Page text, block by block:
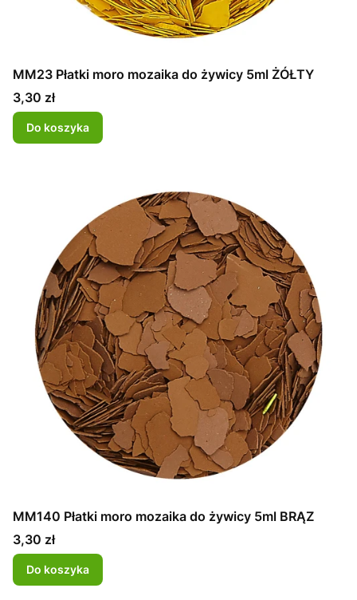
MM23 Płatki moro mozaika do żywicy 5ml ŻÓŁTY
Cena
3,30 zł
Do koszyka
MM140 Płatki moro mozaika do żywicy 5ml BRĄZ
Cena
3,30 zł
Do koszyka